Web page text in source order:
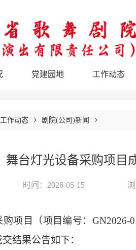
党建园地 工作动态
工作动态 剧院(公司)新闻
舞台灯光设备采购项目
时间：2026-05-15
购项目 （项目编号： GN2026-
结果公告如下：